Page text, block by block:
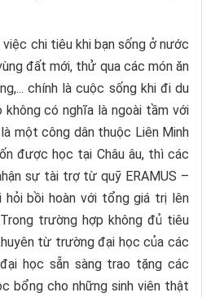
chi tiêu khi bạn sống ở nước
đất mới, thử qua các món ăn
chính là cuộc sống khi đi du
không có nghĩa là ngoài tầm với
một công dân thuộc Liên Minh
được học tại Châu âu, thì các
sự tài trợ từ quỹ ERAMUS –
bồi hoàn với tổng giá trị lên
trường hợp không đủ tiêu
từ trường đại học của các
học sẵn sàng trao tặng các
bổng cho những sinh viên thật